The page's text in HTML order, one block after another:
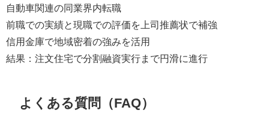
自動車関連の同業界内転職
前職での実績と現職での評価を上司推薦状で補強
信用金庫で地域密着の強みを活用
結果：注文住宅で分割融資実行まで円滑に進行
よくある質問（FAQ）